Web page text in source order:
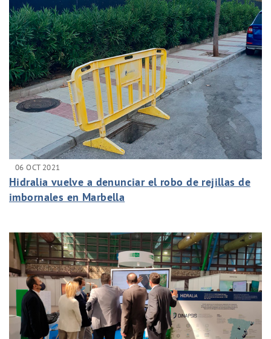
06 OCT 2021
Hidralia vuelve a denunciar el robo de rejillas de
imbornales en Marbella